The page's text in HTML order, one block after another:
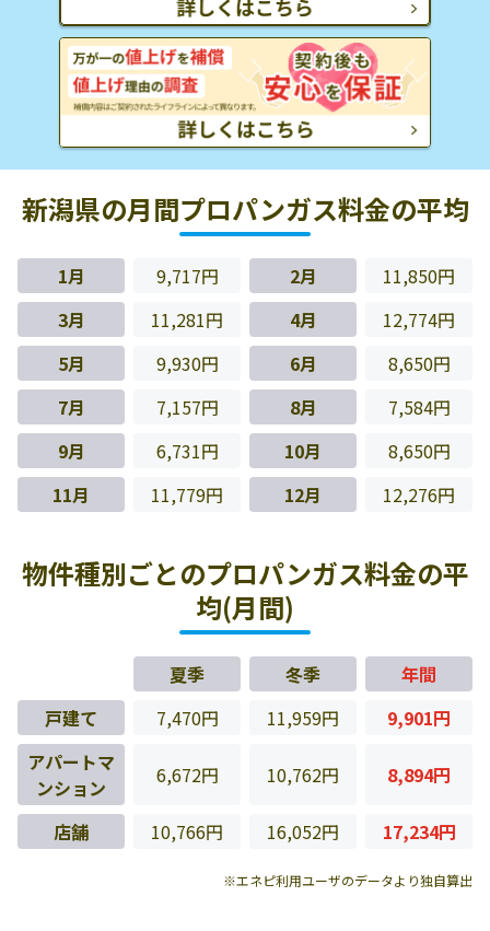
新潟県の月間プロパンガス料金の平均
1月 9,717円 2月
11,850円
3月
11,281円 4月
12,774円
5月
9,930円 6月
8,650円
7月
7,157円 8月
7,584円
9月
6,731円 10月
8,650円
11月
11,779円 12月 12,276円
物件種別ごとのプロパンガス料金の平
均(月間)
夏季 冬季
年間
戸建て
7,470円 11,959円
9,901円
アパートマ
ンション
6,672円 10,762円 8,894円
店舗 10,766円 16,052円 17,234円
※エネピ利用ユーザのデータより独自算出